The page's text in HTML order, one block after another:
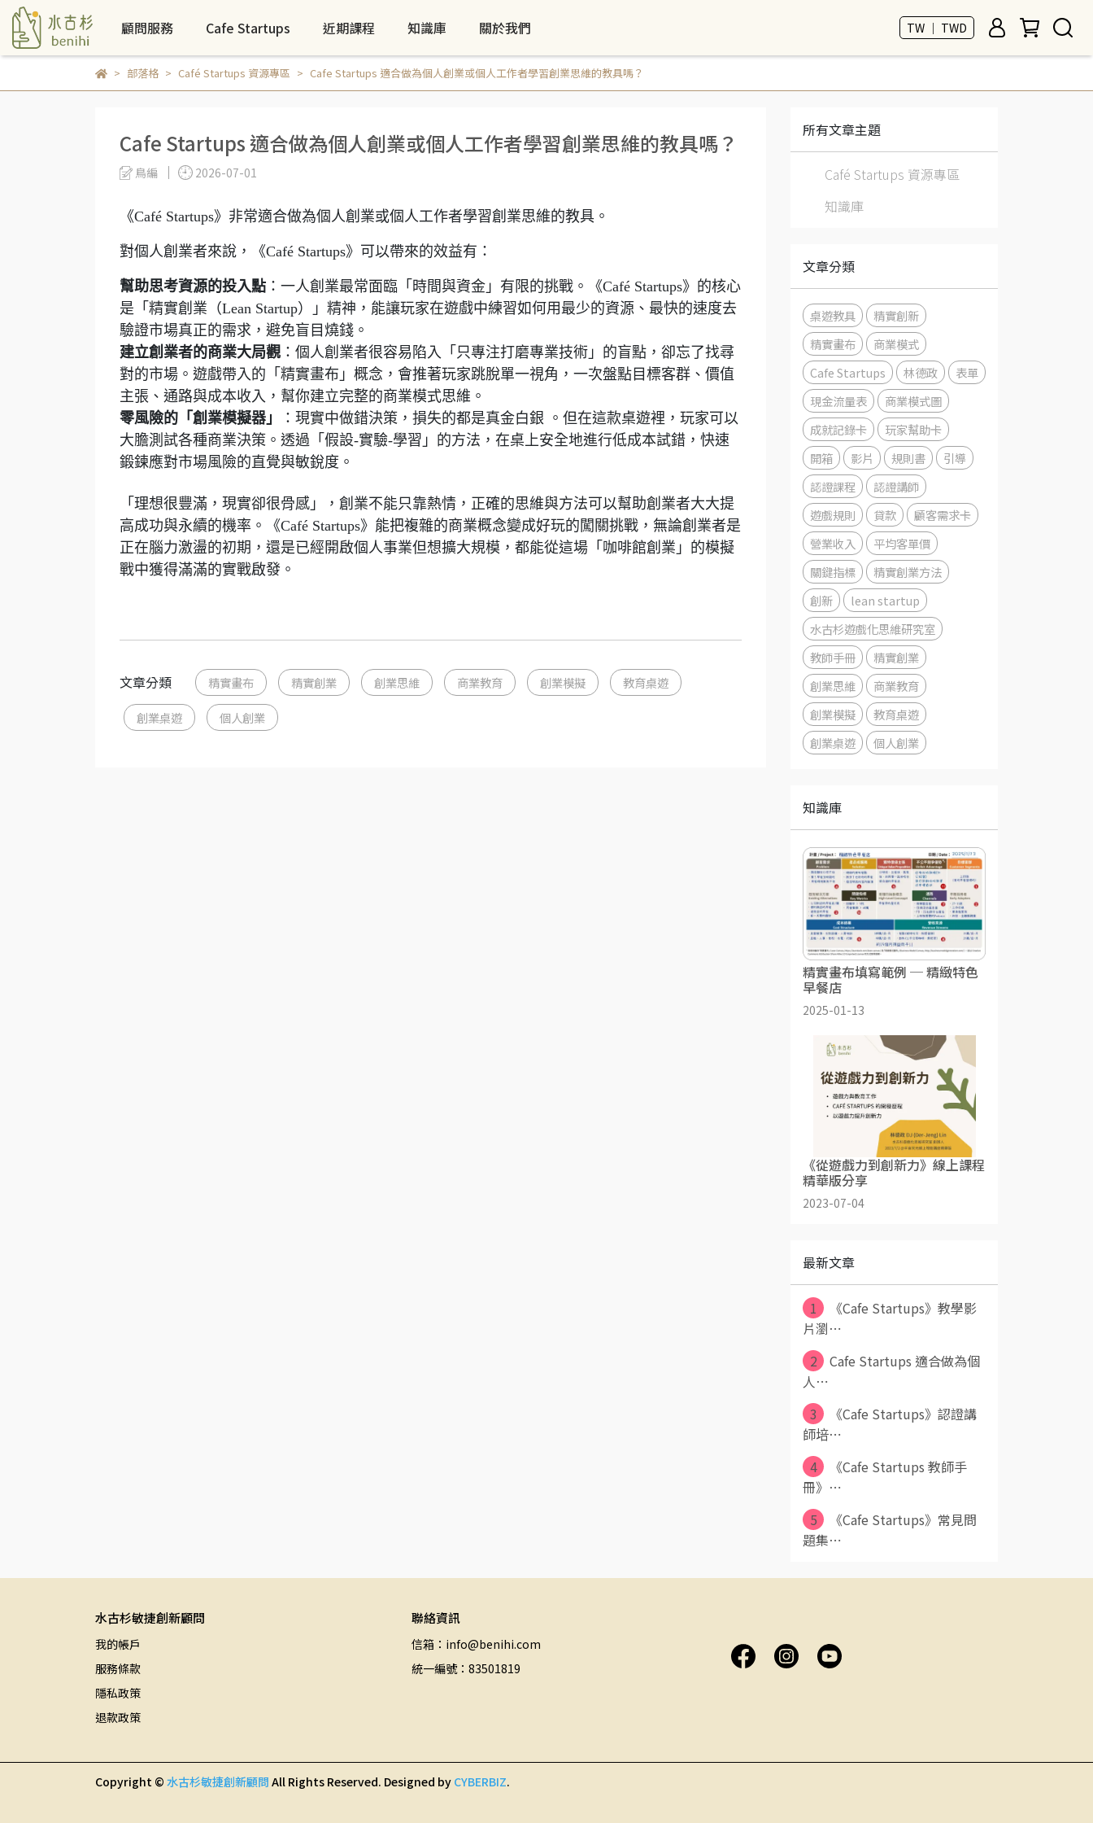
顧問服務 Cafe Startups 近期課程 知識庫 關於我們 TW ｜ TWD
部落格 Café Startups 資源專區 Cafe Startups 適合做為個人創業或個人工作者學習創業思維的教具嗎？
Cafe Startups 適合做為個人創業或個人工作者學習創業思維的教具嗎？
鳥編 2026-07-01
《Café Startups》非常適合做為個人創業或個人工作者學習創業思維的教具。
對個人創業者來說，《Café Startups》可以帶來的效益有：
幫助思考資源的投入點 ：一人創業最常面臨「時間與資金」有限的挑戰。《Café Startups》的核心
是「精實創業（Lean Startup）」精神，能讓玩家在遊戲中練習如何用最少的資源、最快的速度去
驗證市場真正的需求，避免盲目燒錢。
建立創業者的商業大局觀 ：個人創業者很容易陷入「只專注打磨專業技術」的盲點，卻忘了找尋
對的市場。遊戲帶入的「精實畫布」概念，會推著玩家跳脫單一視角，一次盤點目標客群、價值
主張、通路與成本收入，幫你建立完整的商業模式思維。
零風險的「創業模擬器」
：現實中做錯決策，損失的都是真金白銀 。但在這款桌遊裡，玩家可以
大膽測試各種商業決策。透過「假設-實驗-學習」的方法，在桌上安全地進行低成本試錯，快速
鍛鍊應對市場風險的直覺與敏銳度。
「理想很豐滿，現實卻很骨感」，創業不能只靠熱情，正確的思維與方法可以幫助創業者大大提
高成功與永續的機率。《Café Startups》能把複雜的商業概念變成好玩的闖關挑戰，無論創業者是
正在腦力激盪的初期，還是已經開啟個人事業但想擴大規模，都能從這場「咖啡館創業」的模擬
戰中獲得滿滿的實戰啟發。
文章分類 精實畫布 精實創業 創業思維 商業教育 創業模擬 教育桌遊
創業桌遊 個人創業
所有文章主題
Café Startups 資源專區
知識庫
文章分類
桌遊教具
精實創新
精實畫布
商業模式
Cafe Startups
林德政
表單
現金流量表
商業模式圖
成就記錄卡
玩家幫助卡
開箱
影片 規則書
引導
認證課程
認證講師
遊戲規則
貸款
顧客需求卡
營業收入
平均客單價
關鍵指標
精實創業方法
創新
lean startup
水古杉遊戲化思維研究室
教師手冊
精實創業
創業思維
商業教育
創業模擬
教育桌遊
創業桌遊
個人創業
知識庫
精實畫布填寫範例 ─ 精緻特色
早餐店
2025-01-13
《從遊戲力到創新力》線上課程
精華版分享
2023-07-04
最新文章
1
《Cafe Startups》教學影
片瀏⋯
2
Cafe Startups 適合做為個
人⋯
3
《Cafe Startups》認證講
師培⋯
4
《Cafe Startups 教師手
冊》⋯
5
《Cafe Startups》常見問
題集⋯
水古杉敏捷創新顧問
我的帳戶
服務條款
隱私政策
退款政策
聯絡資訊
信箱：info@benihi.com
統一編號：83501819
Copyright © 水古杉敏捷創新顧問 All Rights Reserved. Designed by CYBERBIZ.